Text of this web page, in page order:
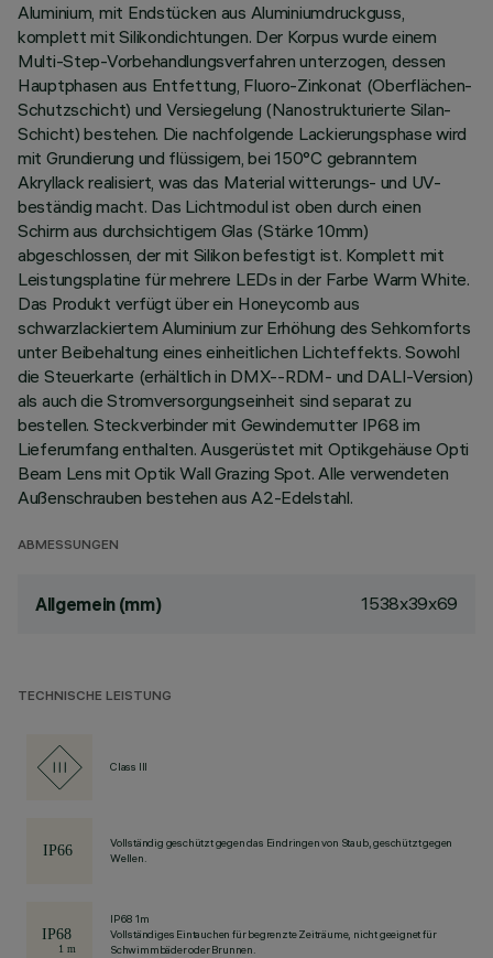
Aluminium, mit Endstücken aus Aluminiumdruckguss,
komplett mit Silikondichtungen. Der Korpus wurde einem
Multi-Step-Vorbehandlungsverfahren unterzogen, dessen
Hauptphasen aus Entfettung, Fluoro-Zinkonat (Oberflächen-
Schutzschicht) und Versiegelung (Nanostrukturierte Silan-
Schicht) bestehen. Die nachfolgende Lackierungsphase wird
mit Grundierung und flüssigem, bei 150°C gebranntem
Akryllack realisiert, was das Material witterungs- und UV-
beständig macht. Das Lichtmodul ist oben durch einen
Schirm aus durchsichtigem Glas (Stärke 10mm)
abgeschlossen, der mit Silikon befestigt ist. Komplett mit
Leistungsplatine für mehrere LEDs in der Farbe Warm White.
Das Produkt verfügt über ein Honeycomb aus
schwarzlackiertem Aluminium zur Erhöhung des Sehkomforts
unter Beibehaltung eines einheitlichen Lichteffekts. Sowohl
die Steuerkarte (erhältlich in DMX--RDM- und DALI-Version)
als auch die Stromversorgungseinheit sind separat zu
bestellen. Steckverbinder mit Gewindemutter IP68 im
Lieferumfang enthalten. Ausgerüstet mit Optikgehäuse Opti
Beam Lens mit Optik Wall Grazing Spot. Alle verwendeten
Außenschrauben bestehen aus A2-Edelstahl.
ABMESSUNGEN
Allgemein (mm) 1538x39x69
TECHNISCHE LEISTUNG
Class III
Vollständig geschützt gegen das Eindringen von Staub, geschützt gegen
Wellen.
IP68 1m
Vollständiges Eintauchen für begrenzte Zeiträume, nicht geeignet für
Schwimmbäder oder Brunnen.